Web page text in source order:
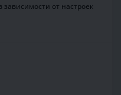
зависимости от настроек